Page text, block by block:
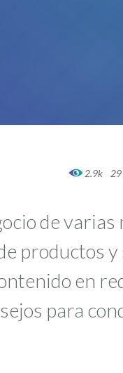
2.9k
de varias
productos y
en
para